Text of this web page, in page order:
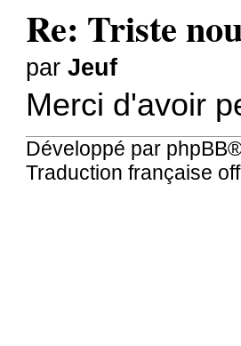
Re: Triste
parJeuf
Merci d'avoir
Développé par phpBB
Traduction française